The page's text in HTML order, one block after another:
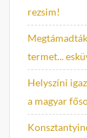
rezsim!
termet...
Helyszíni
a magyar